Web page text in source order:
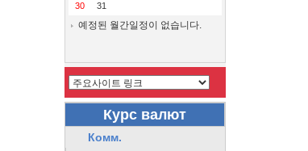
30
31
예정된 월간일정이 없습니다.